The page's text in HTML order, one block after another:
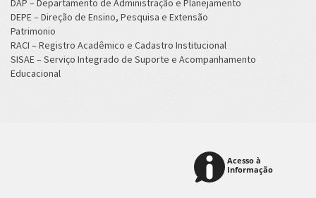
DAP – Departamento de Administração e Planejamento
DEPE – Direção de Ensino, Pesquisa e Extensão
Patrimonio
RACI – Registro Acadêmico e Cadastro Institucional
SISAE – Serviço Integrado de Suporte e Acompanhamento
Educacional